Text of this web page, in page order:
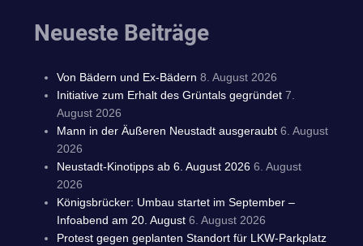
Neueste Beiträge
Von Bädern und Ex-Bädern 8. August 2026
Initiative zum Erhalt des Grüntals gegründet 7.
August 2026
Mann in der Äußeren Neustadt ausgeraubt 6. August
2026
Neustadt-Kinotipps ab 6. August 2026 6. August
2026
Königsbrücker: Umbau startet im September –
Infoabend am 20. August 6. August 2026
Protest gegen geplanten Standort für LKW-Parkplatz